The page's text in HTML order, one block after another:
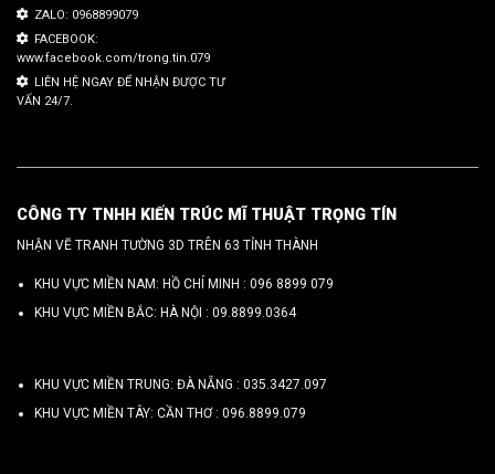
ZALO: 0968899079
FACEBOOK:
www.facebook.com/trong.tin.079
LIÊN HỆ NGAY ĐỂ NHẬN ĐƯỢC TƯ
VẤN 24/7.
CÔNG TY TNHH KIẾN TRÚC MĨ THUẬT TRỌNG TÍN
NHẬN VẼ TRANH TƯỜNG 3D TRÊN 63 TỈNH THÀNH
KHU VỰC MIỀN NAM: HỒ CHÍ MINH : 096 8899 079
KHU VỰC MIỀN BẮC: HÀ NỘI : 09.8899.0364
KHU VỰC MIỀN TRUNG: ĐÀ NẴNG : 035.3427.097
KHU VỰC MIỀN TÂY: CẦN THƠ : 096.8899.079